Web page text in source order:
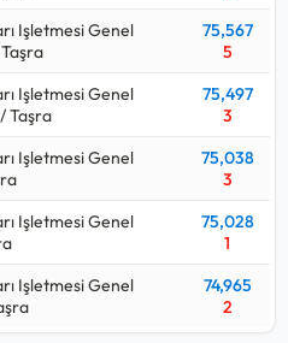
Işletmesi Genel
75,567
5
Işletmesi Genel
Taşra
75,497
3
Işletmesi Genel
75,038
3
Işletmesi Genel
75,028
1
Işletmesi Genel
74,965
2